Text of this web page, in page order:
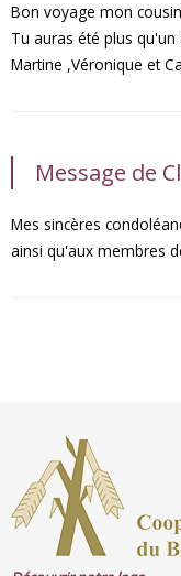
Bon voyage mon cousin
Tu auras été plus
Martine ,Véronique et
Message de
Mes sincères
ainsi qu'aux membres